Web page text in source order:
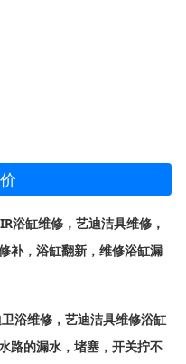
浴缸维修，艺迪洁具维修，
补，浴缸翻新，维修浴缸漏
浴维修，艺迪洁具维修浴缸
路的漏水，堵塞，开关拧不